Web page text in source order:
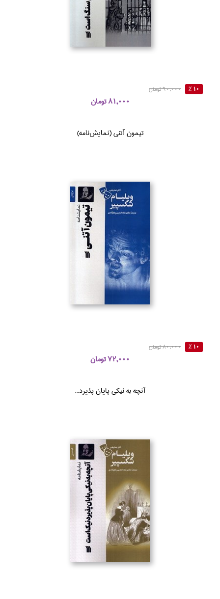
10 % 90,000 تومان
81,000 تومان
تيمون آتني (نمايش‌نامه)
10 % 80,000 تومان
72,000 تومان
آنچه به نيكي پايان پذيرد...